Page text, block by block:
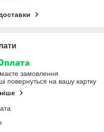
замовлення
повернуться на вашу картку